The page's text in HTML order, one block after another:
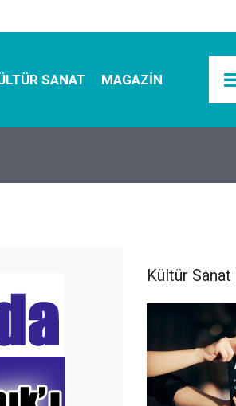
SANAT MAGAZIN
Dostu Ambalaj
Kültür Sanat